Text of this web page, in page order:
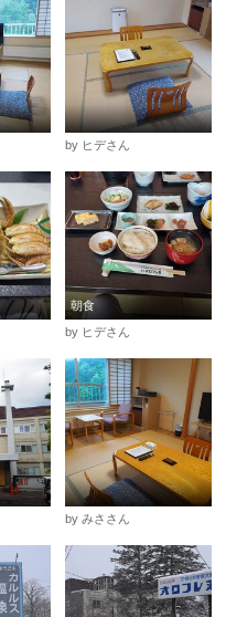
by ヒデさん
朝食
by ヒデさん
by みささん